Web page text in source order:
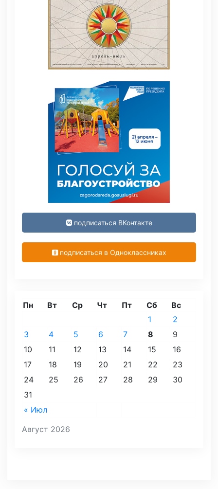
подписаться ВКонтакте
подписаться в Одноклассниках
Август 2026
Пн Вт Ср Чт Пт Сб Вс
« Июл
1
2
3
4 5 6 7 8
9
10
11 12 13 14 15
16
17
18 19 20 21 22
23
24
25 26 27 28 29
30
31